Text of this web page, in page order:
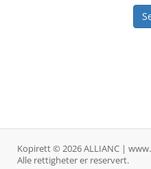
Kopirett © 2026 ALLIANC |
Alle rettigheter er reservert.